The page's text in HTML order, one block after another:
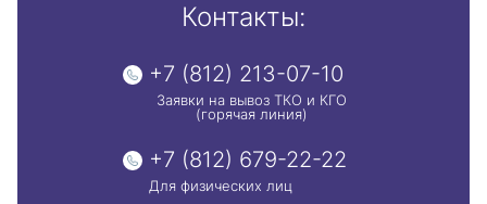
Контакты:
+7 (812) 213-07-10
Заявки на вывоз ТКО и КГО
(горячая линия)
+7 (812) 679-22-22
Для физических лиц